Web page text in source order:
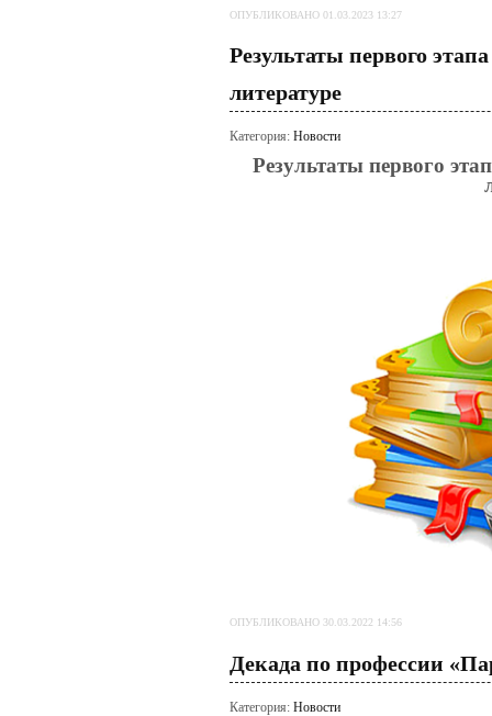
ОПУБЛИКОВАНО 01.03.2023 13:27
Результаты первого
литературе
Категория: Новости
Результаты первого
ОПУБЛИКОВАНО 30.03.2022 14:56
Декада по профессии
Категория: Новости